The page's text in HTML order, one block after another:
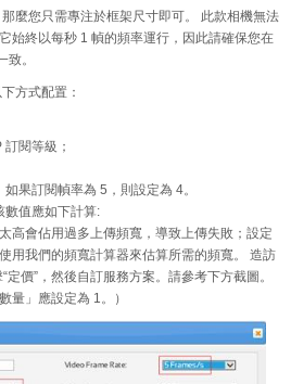
那麼您只需專注於框架尺寸即可。 此款相機無法
始終以每秒 1 幀的頻率運行，因此請確保您在
。
下方式配置：
閱等級；
果訂閱幀率為 5，則設定為 4。
數值應如下計算:
高會佔用過多上傳頻寬，導致上傳失敗；設定
用我們的頻寬計算器來估算所需的頻寬。 造訪
定價”，然後自訂服務方案。請參考下方截圖。
量」應設定為 1。）